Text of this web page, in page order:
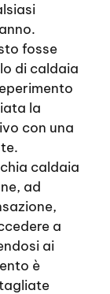
fosse
di caldaia
la
con una
caldaia
ad
a
ai
è